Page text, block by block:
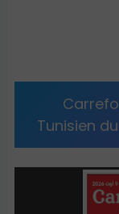
Tunisien